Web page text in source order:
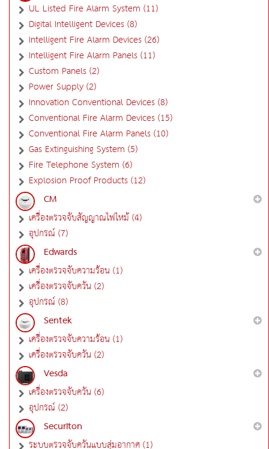
UL Listed Fire Alarm System (11)
Digital Intelligent Devices (8)
Intelligent Fire Alarm Devices (26)
Intelligent Fire Alarm Panels (11)
Custom Panels (2)
Power Supply (2)
Innovation Conventional Devices (8)
Conventional Fire Alarm Devices (15)
Conventional Fire Alarm Panels (10)
Gas Extinguishing System (5)
Fire Telephone System (6)
Explosion Proof Products (12)
CM
เครื่องตรวจจับสัญญาณไฟไหม้ (4)
อุปกรณ์ (7)
Edwards
เครื่องตรวจจับความร้อน (1)
เครื่องตรวจจับควัน (2)
อุปกรณ์ (8)
Sentek
เครื่องตรวจจับความร้อน (1)
เครื่องตรวจจับควัน (2)
Vesda
เครื่องตรวจจับควัน (6)
อุปกรณ์ (2)
Securiton
ระบบตรวจจับควันแบบสุ่มอากาศ (1)